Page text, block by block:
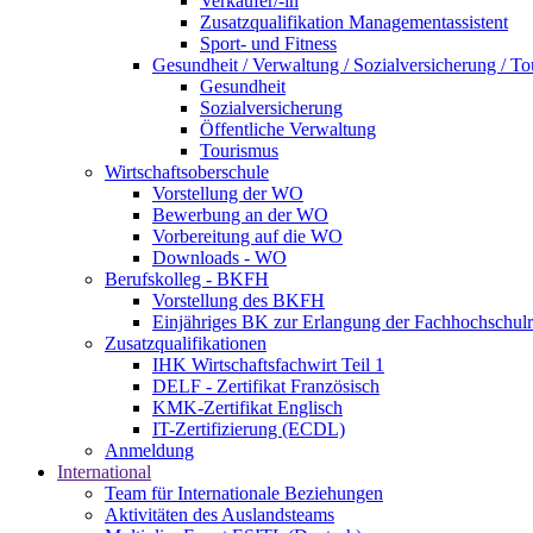
Zusatzqualifikation Managementassistent
Sport- und Fitness
Gesundheit / Verwaltung / Sozialversicherung /
Gesundheit
Sozialversicherung
Öffentliche Verwaltung
Tourismus
Wirtschaftsoberschule
Vorstellung der WO
Bewerbung an der WO
Vorbereitung auf die WO
Downloads - WO
Berufskolleg - BKFH
Vorstellung des BKFH
Einjähriges BK zur Erlangung der
Zusatzqualifikationen
IHK Wirtschaftsfachwirt Teil 1
DELF - Zertifikat Französisch
KMK-Zertifikat Englisch
IT-Zertifizierung (ECDL)
Anmeldung
International
Team für Internationale Beziehungen
Aktivitäten des Auslandsteams